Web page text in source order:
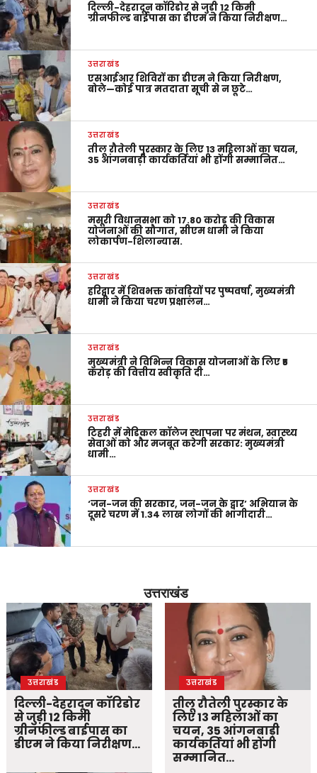
दिल्ली-देहरादून कॉरिडोर से जुड़ी 12 किमी
ग्रीनफील्ड बाईपास का डीएम ने किया निरीक्षण…
उत्तराखंड
एसआईआर शिविरों का डीएम ने किया निरीक्षण,
बोले—कोई पात्र मतदाता सूची से न छूटे…
उत्तराखंड
तीलू रौतेली पुरस्कार के लिए 13 महिलाओं का चयन,
35 आंगनबाड़ी कार्यकर्तियां भी होंगी सम्मानित…
उत्तराखंड
मसूरी विधानसभा को 17.80 करोड़ की विकास
योजनाओं की सौगात, सीएम धामी ने किया
लोकार्पण-शिलान्यास.
उत्तराखंड
हरिद्वार में शिवभक्त कांवड़ियों पर पुष्पवर्षा, मुख्यमंत्री
धामी ने किया चरण प्रक्षालन…
उत्तराखंड
मुख्यमंत्री ने विभिन्न विकास योजनाओं के लिए ₹5
करोड़ की वित्तीय स्वीकृति दी…
उत्तराखंड
टिहरी में मेडिकल कॉलेज स्थापना पर मंथन, स्वास्थ्य
सेवाओं को और मजबूत करेगी सरकार: मुख्यमंत्री
धामी…
उत्तराखंड
‘जन-जन की सरकार, जन-जन के द्वार’ अभियान के
दूसरे चरण में 1.34 लाख लोगों की भागीदारी…
उत्तराखंड
उत्तराखंड
दिल्ली-देहरादून कॉरिडोर
से जुड़ी 12 किमी
ग्रीनफील्ड बाईपास का
डीएम ने किया निरीक्षण…
उत्तराखंड
तीलू रौतेली पुरस्कार के
लिए 13 महिलाओं का
चयन, 35 आंगनबाड़ी
कार्यकर्तियां भी होंगी
सम्मानित…